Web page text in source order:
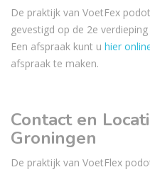
De praktijk van VoetFex
gevestigd op de 2e
Een afspraak kunt u hier
afspraak te maken.
Contact en
Groningen
De praktijk van VoetFlex